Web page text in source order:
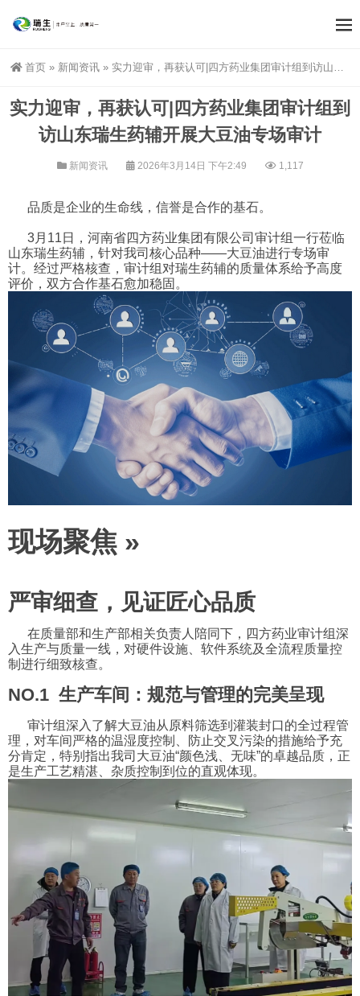
首页 » 新闻资讯 » 实力迎审，再获认可|四方药业集团审计组到访山东瑞生药辅开展大豆油专场审计
实力迎审，再获认可|四方药业集团审计组到
访山东瑞生药辅开展大豆油专场审计
新闻资讯 2026年3月14日 下午2:49 1,117
品质是企业的生命线，信誉是合作的基石。
3月11日，河南省四方药业集团有限公司审计组一行莅临
山东瑞生药辅，针对我司核心品种——大豆油进行专场审
计。经过严格核查，审计组对瑞生药辅的质量体系给予高度
评价，双方合作基石愈加稳固。
现场聚焦 »
严审细查，见证匠心品质
在质量部和生产部相关负责人陪同下，四方药业审计组深
入生产与质量一线，对硬件设施、软件系统及全流程质量控
制进行细致核查。
NO.1 生产车间：规范与管理的完美呈现
审计组深入了解大豆油从原料筛选到灌装封口的全过程管
理，对车间严格的温湿度控制、防止交叉污染的措施给予充
分肯定，特别指出我司大豆油“颜色浅、无味”的卓越品质，正
是生产工艺精湛、杂质控制到位的直观体现。